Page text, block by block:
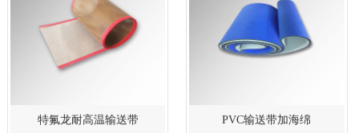
特氟龙耐高温输送带 PVC输送带加海绵